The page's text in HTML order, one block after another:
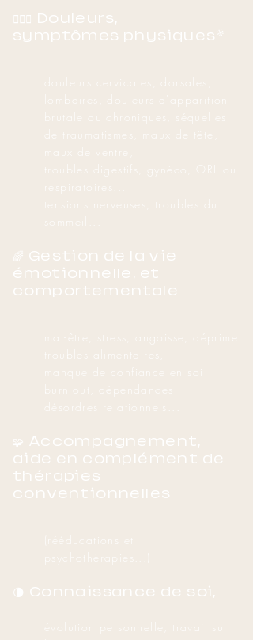
​🤸🏻‍♂️ Douleurs,
symptômes physiques*
lombaires, douleurs d'apparition
brutale ou chroniques,
maux de ventre,
troubles digestifs, gynéco, ORL ou
respiratoires...
tensions nerveuses,
troubles du
🌈 Gestion de la vie
émotionnelle, et
comportementale
mal-être, stress, angoisse, déprime
troubles alimentaires,
manque de confiance en soi
burn-out, dépendances
désordres relationnels...
🧩 Accompagnement,
aide en complément de
thérapies
conventionnelles
(rééducations et
psychothérapies...)
🌘 Connaissance de soi,
évolution personnelle, travail sur